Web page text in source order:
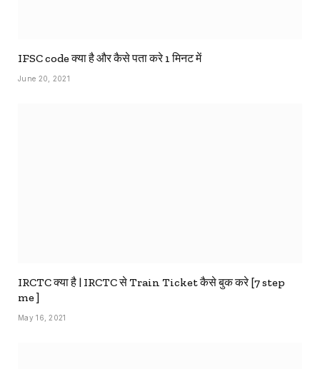
IFSC code क्या है और कैसे पता करे 1 मिनट में
June 20, 2021
IRCTC क्या है | IRCTC से Train Ticket कैसे बुक करे [7 step
me ]
May 16, 2021